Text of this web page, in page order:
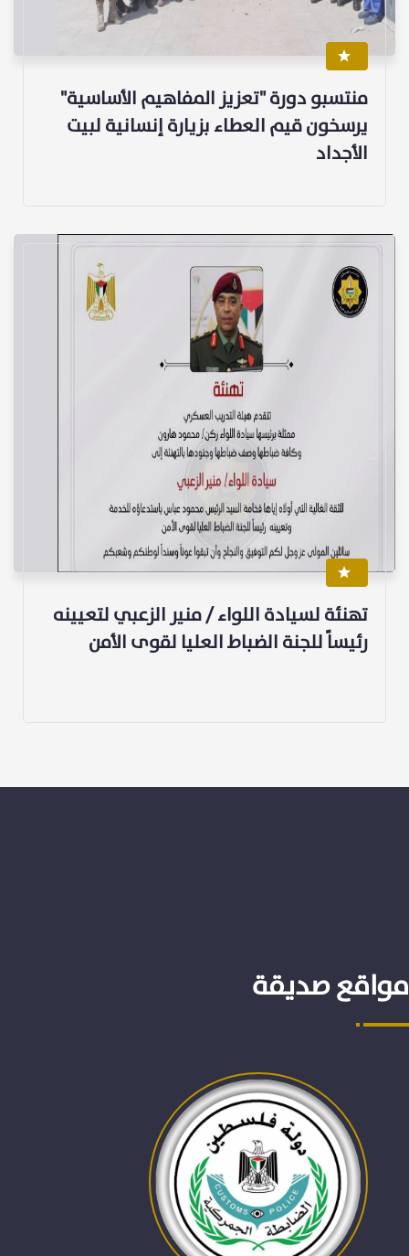
منتسبو دورة "تعزيز المفاهيم الأساسية"
يرسخون قيم العطاء بزيارة إنسانية لبيت
الأجداد
تهنئة لسيادة اللواء / منير الزعبي لتعيينه
رئيساً للجنة الضباط العليا لقوى الأمن
مواقع صديقة